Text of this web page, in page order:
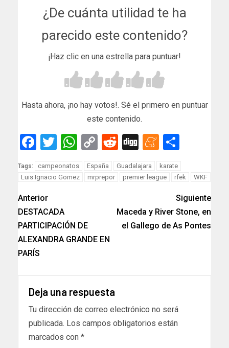
¿De cuánta utilidad te ha
parecido este contenido?
¡Haz clic en una estrella para puntuar!
Hasta ahora, ¡no hay votos!. Sé el primero en puntuar
este contenido.
Facebook
Twitter
WhatsApp
Copy
Link
Reddit
Digg
Tags: campeonatos España Guadalajara
karate
Luis Ignacio Gomez
mrprepor premier league rfek WKF
Anterior
DESTACADA
PARTICIPACIÓN DE
ALEXANDRA GRANDE EN
PARÍS
Siguiente
Maceda y River Stone, en
el Gallego de As Pontes
Deja una respuesta
Tu dirección de correo electrónico no será
publicada. Los campos obligatorios están
marcados con *